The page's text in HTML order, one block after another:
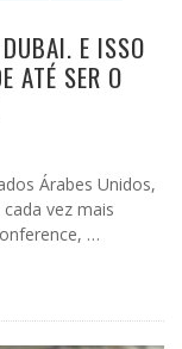
E ISSO
ATÉ SER O
Árabes Unidos,
vez mais
…